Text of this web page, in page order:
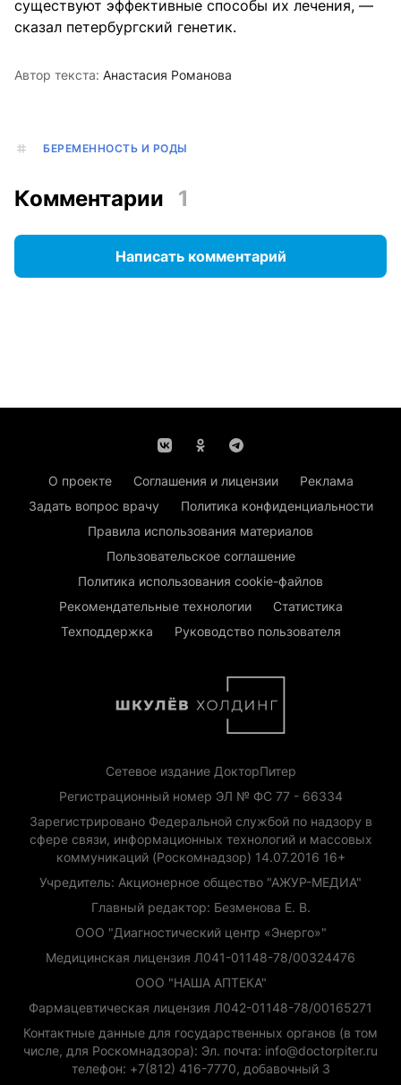
существуют эффективные способы их лечения, —
сказал петербургский генетик.
Автор текста: Анастасия Романова
БЕРЕМЕННОСТЬ И РОДЫ
Комментарии 1
Написать комментарий
О проекте Соглашения и лицензии
Реклама
Задать вопрос врачу
Политика конфиденциальности
Правила использования материалов
Пользовательское соглашение
Политика использования cookie-файлов
Рекомендательные технологии
Статистика
Техподдержка
Руководство пользователя
Сетевое издание ДокторПитер
Регистрационный номер ЭЛ № ФС 77 - 66334
Зарегистрировано Федеральной службой по надзору в
сфере связи, информационных технологий и массовых
коммуникаций (Роскомнадзор) 14.07.2016 16+
Учредитель: Акционерное общество "АЖУР-МЕДИА"
Главный редактор: Безменова Е. В.
ООО "Диагностический центр «Энерго»"
Медицинская лицензия Л041-01148-78/00324476
ООО "НАША АПТЕКА"
Фармацевтическая лицензия Л042-01148-78/00165271
Контактные данные для государственных органов (в том
числе, для Роскомнадзора): Эл. почта: info@doctorpiter.ru
телефон: +7(812) 416-7770, добавочный 3